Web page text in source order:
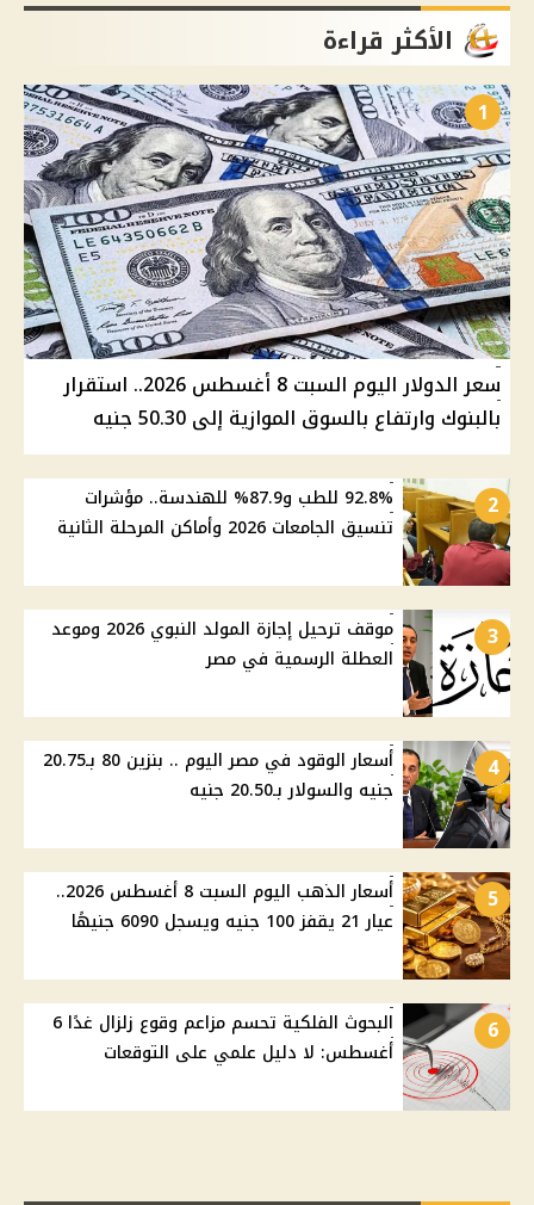
الأكثر قراءة
1
سعر الدولار اليوم السبت 8 أغسطس 2026.. استقرار
بالبنوك وارتفاع بالسوق الموازية إلى 50.30 جنيه
2
92.8% للطب و87.9% للهندسة.. مؤشرات
تنسيق الجامعات 2026 وأماكن المرحلة الثانية
3
موقف ترحيل إجازة المولد النبوي 2026 وموعد
العطلة الرسمية في مصر
4
أسعار الوقود في مصر اليوم .. بنزين 80 بـ20.75
جنيه والسولار بـ20.50 جنيه
5
أسعار الذهب اليوم السبت 8 أغسطس 2026..
عيار 21 يقفز 100 جنيه ويسجل 6090 جنيهًا
6
البحوث الفلكية تحسم مزاعم وقوع زلزال غدًا 6
أغسطس: لا دليل علمي على التوقعات